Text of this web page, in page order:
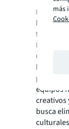
las
futuras
Busca
un
basen
equipos
creativos
busca
más